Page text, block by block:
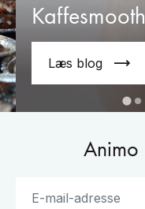
Læs blog
Animo